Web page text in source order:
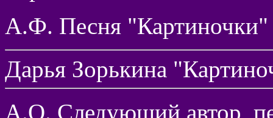
А.Ф. Песня "Картиночки"
Дарья Зорькина
А.О. Следующий автор,